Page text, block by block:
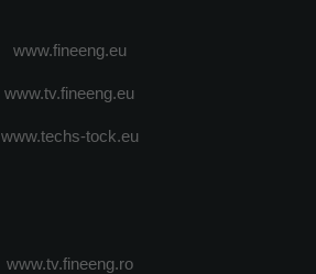
www.fineeng.eu
www.tv.fineeng.eu
www.techs-tock.eu
www.tv.fineeng.ro